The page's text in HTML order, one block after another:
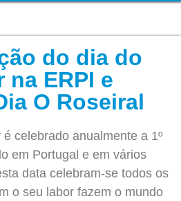
do dia do
ERPI e
O Roseiral
celebrado anualmente a 1º
em Portugal e em vários
data celebram-se todos os
o seu labor fazem o mundo